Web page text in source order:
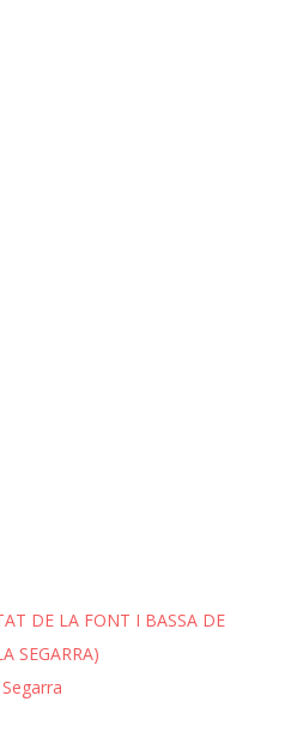
DE LA FONT I BASSA DE
SEGARRA)